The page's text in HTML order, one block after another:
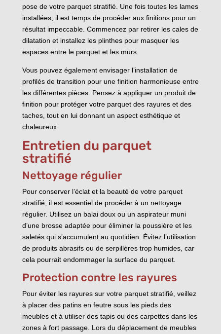
pose de votre parquet stratifié. Une fois toutes les lames
installées, il est temps de procéder aux finitions pour un
résultat impeccable. Commencez par retirer les cales de
dilatation et installez les plinthes pour masquer les
espaces entre le parquet et les murs.
Vous pouvez également envisager l’installation de
profilés de transition pour une finition harmonieuse entre
les différentes pièces. Pensez à appliquer un produit de
finition pour protéger votre parquet des rayures et des
taches, tout en lui donnant un aspect esthétique et
chaleureux.
Entretien du parquet
stratifié
Nettoyage régulier
Pour conserver l’éclat et la beauté de votre parquet
stratifié, il est essentiel de procéder à un nettoyage
régulier. Utilisez un balai doux ou un aspirateur muni
d’une brosse adaptée pour éliminer la poussière et les
saletés qui s’accumulent au quotidien. Évitez l’utilisation
de produits abrasifs ou de serpillères trop humides, car
cela pourrait endommager la surface du parquet.
Protection contre les rayures
Pour éviter les rayures sur votre parquet stratifié, veillez
à placer des patins en feutre sous les pieds des
meubles et à utiliser des tapis ou des carpettes dans les
zones à fort passage. Lors du déplacement de meubles